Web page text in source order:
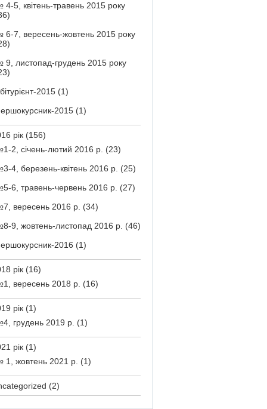
4-5, квітень-травень 2015 року
6-7, вересень-жовтень 2015 року
9, листопад-грудень 2015 року
2015 (1)
2015 (1)
рік (156)
2, січень-лютий 2016 р. (23)
4, березень-квітень 2016 р. (25)
6, травень-червень 2016 р. (27)
вересень 2016 р. (34)
9, жовтень-листопад 2016 р. (46)
2016 (1)
рік (16)
вересень 2018 р. (16)
рік (1)
грудень 2019 р. (1)
рік (1)
1, жовтень 2021 р. (1)
(2)